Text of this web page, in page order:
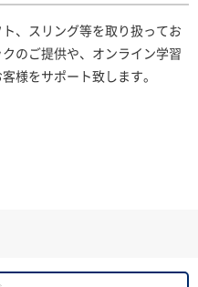
、スリング等を取り扱ってお
のご提供や、オンライン学習
様をサポート致します。